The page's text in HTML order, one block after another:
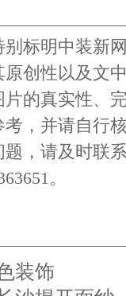
标明中装新
创性以及文
的真实性、
，并请自行
，请及时联
。
装饰